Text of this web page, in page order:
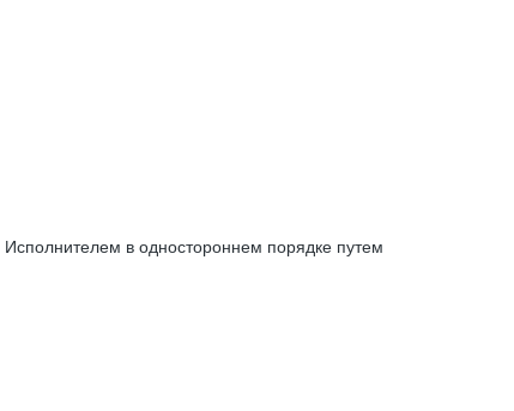
в одностороннем порядке путем